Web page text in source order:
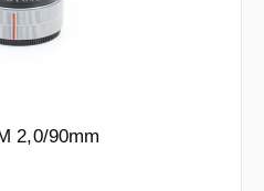
2,0/90mm